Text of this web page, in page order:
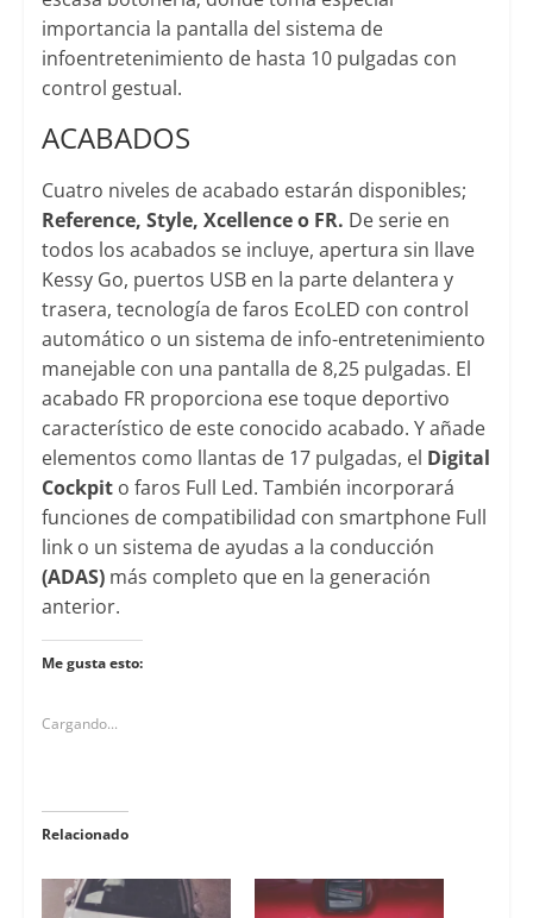
importancia la pantalla del sistema de
infoentretenimiento de hasta 10 pulgadas con
control gestual.
ACABADOS
Cuatro niveles de acabado estarán disponibles;
Reference, Style, Xcellence o FR. De serie en
todos los acabados se incluye, apertura sin llave
Kessy Go, puertos USB en la parte delantera y
trasera, tecnología de faros EcoLED con control
automático o un sistema de info-entretenimiento
manejable con una pantalla de 8,25 pulgadas. El
acabado FR proporciona ese toque deportivo
característico de este conocido acabado. Y añade
elementos como llantas de 17 pulgadas, el Digital
Cockpito faros Full Led. También incorporará
funciones de compatibilidad con smartphone Full
link o un sistema de ayudas a la conducción
(ADAS)más completo que en la generación
anterior.
Me gusta esto:
Cargando...
Relacionado